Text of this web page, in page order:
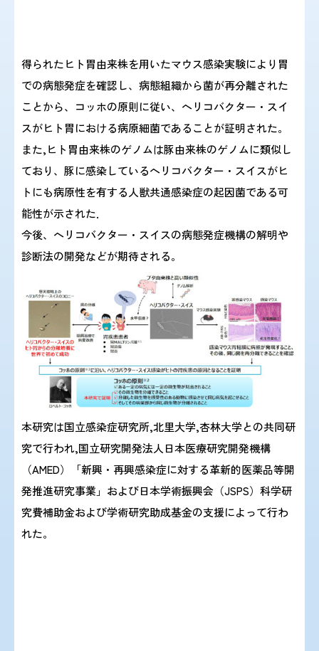
得られたヒト胃由来株を用いたマウス感染実験により胃
での病態発症を確認し、病態組織から菌が再分離された
ことから、コッホの原則に従い、ヘリコバクター・スイ
スがヒト胃における病原細菌であることが証明された。
また,ヒト胃由来株のゲノムは豚由来株のゲノムに類似し
ており、豚に感染しているヘリコバクター・スイスがヒ
トにも病原性を有する人獣共通感染症の起因菌である可
能性が示された．
今後、ヘリコバクター・スイスの病態発症機構の解明や
診断法の開発などが期待される。
本研究は国立感染症研究所,北里大学,杏林大学との共同研
究で行われ,国立研究開発法人日本医療研究開発機構
（AMED）「新興・再興感染症に対する革新的医薬品等開
発推進研究事業」および日本学術振興会（JSPS）科学研
究費補助金および学術研究助成基金の支援によって行わ
れた。